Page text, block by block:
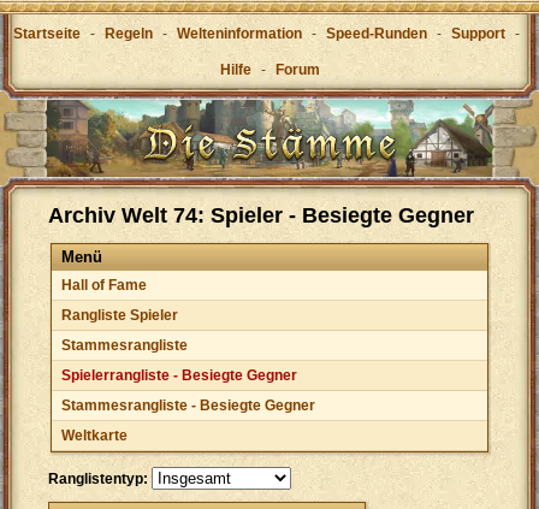
Startseite - Regeln - Welteninformation - Speed-Runden - Support -
Hilfe - Forum
Archiv Welt 74: Spieler - Besiegte Gegner
Menü
Hall of Fame
Rangliste Spieler
Stammesrangliste
Spielerrangliste - Besiegte Gegner
Stammesrangliste - Besiegte Gegner
Weltkarte
Ranglistentyp: